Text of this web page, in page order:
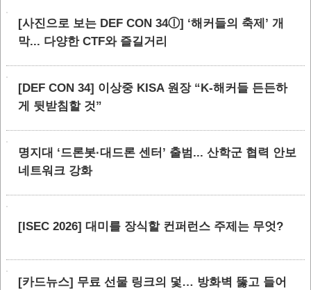
[사진으로 보는 DEF CON 34ⓛ] ‘해커들의 축제’ 개
막... 다양한 CTF와 즐길거리
[DEF CON 34] 이상중 KISA 원장 “K-해커들 든든하
게 뒷받침할 것”
명지대 ‘드론봇·대드론 센터’ 출범... 산학군 협력 안보
네트워크 강화
[ISEC 2026] 대미를 장식할 컨퍼런스 주제는 무엇?
[카드뉴스] 무료 선물 링크의 덫… 방화벽 뚫고 들어